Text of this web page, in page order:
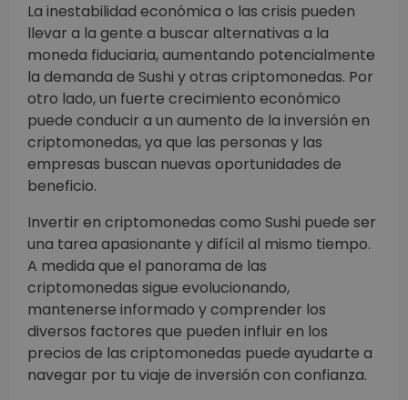
La inestabilidad económica o las crisis pueden
llevar a la gente a buscar alternativas a la
moneda fiduciaria, aumentando potencialmente
la demanda de Sushi y otras criptomonedas. Por
otro lado, un fuerte crecimiento económico
puede conducir a un aumento de la inversión en
criptomonedas, ya que las personas y las
empresas buscan nuevas oportunidades de
beneficio.
Invertir en criptomonedas como Sushi puede ser
una tarea apasionante y difícil al mismo tiempo.
A medida que el panorama de las
criptomonedas sigue evolucionando,
mantenerse informado y comprender los
diversos factores que pueden influir en los
precios de las criptomonedas puede ayudarte a
navegar por tu viaje de inversión con confianza.